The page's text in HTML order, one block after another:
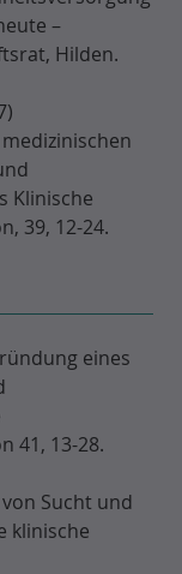
–
Hilden.
Klinische
39, 12-24.
eines
41, 13-28.
Sucht und
klinische